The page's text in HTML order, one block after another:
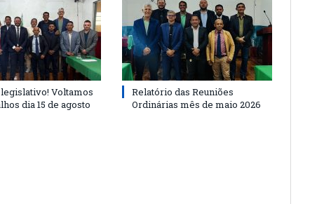
Voltamos
dia 15 de agosto
Relatório das Reuniões
Ordinárias mês de maio 2026